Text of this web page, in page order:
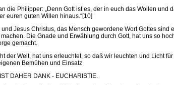
die Philipper: „Denn Gott ist es, der in euch das Wollen und
euren guten Willen hinaus.“[10]
Jesus Christus, das Mensch gewordene Wort Gottes sind
Die Gnade und Erwählung durch Gott, hat uns so
gemacht.
der Welt, hat uns erleuchtet, so daß wir leuchten und Licht
Bemühen und Einsatz
DAHER DANK - EUCHARISTIE.